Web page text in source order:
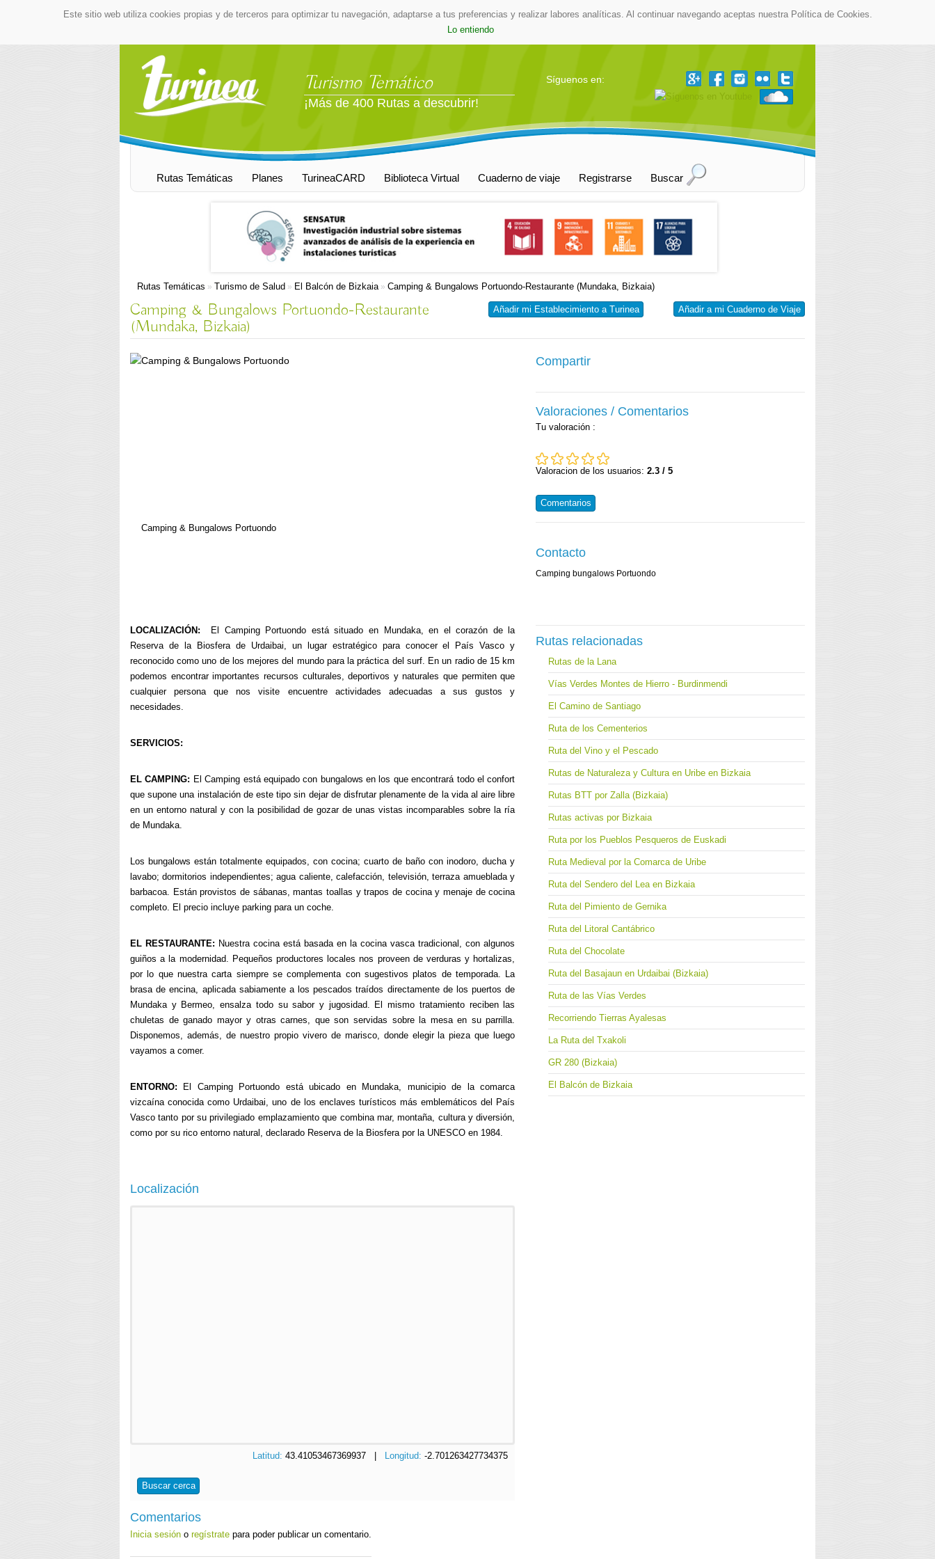
Este sitio web utiliza cookies propias y de terceros para optimizar tu navegación, adaptarse a tus preferencias y realizar labores analíticas. Al continuar navegando aceptas nuestra Política de Cookies.
Lo entiendo
Turismo Temático
¡Más de 400 Rutas a descubrir!
Síguenos en:
Rutas Temáticas Planes TurineaCARD Biblioteca Virtual Cuaderno de viaje Registrarse Buscar
Rutas Temáticas » Turismo de Salud » El Balcón de Bizkaia» Camping & Bungalows Portuondo-Restaurante (Mundaka, Bizkaia)
Añadir a mi Cuaderno de Viaje
Añadir mi Establecimiento a Turinea
Camping & Bungalows Portuondo-Restaurante
(Mundaka, Bizkaia)
Camping & Bungalows Portuondo
LOCALIZACIÓN: El Camping Portuondo está situado en Mundaka, en el corazón de la
Reserva de la Biosfera de Urdaibai, un lugar estratégico para conocer el País Vasco y
reconocido como uno de los mejores del mundo para la práctica del surf. En un radio de 15 km
podemos encontrar importantes recursos culturales, deportivos y naturales que permiten que
cualquier persona que nos visite encuentre actividades adecuadas a sus gustos y
necesidades.
SERVICIOS:
EL CAMPING: El Camping está equipado con bungalows en los que encontrará todo el confort
que supone una instalación de este tipo sin dejar de disfrutar plenamente de la vida al aire libre
en un entorno natural y con la posibilidad de gozar de unas vistas incomparables sobre la ría
de Mundaka.
Los bungalows están totalmente equipados, con cocina; cuarto de baño con inodoro, ducha y
lavabo; dormitorios independientes; agua caliente, calefacción, televisión, terraza amueblada y
barbacoa. Están provistos de sábanas, mantas toallas y trapos de cocina y menaje de cocina
completo. El precio incluye parking para un coche.
EL RESTAURANTE: Nuestra cocina está basada en la cocina vasca tradicional, con algunos
guiños a la modernidad. Pequeños productores locales nos proveen de verduras y hortalizas,
por lo que nuestra carta siempre se complementa con sugestivos platos de temporada. La
brasa de encina, aplicada sabiamente a los pescados traídos directamente de los puertos de
Mundaka y Bermeo, ensalza todo su sabor y jugosidad. El mismo tratamiento reciben las
chuletas de ganado mayor y otras carnes, que son servidas sobre la mesa en su parrilla.
Disponemos, además, de nuestro propio vivero de marisco, donde elegir la pieza que luego
vayamos a comer.
ENTORNO:
El Camping Portuondo está ubicado en Mundaka, municipio de la comarca
vizcaína conocida como Urdaibai, uno de los enclaves turísticos más emblemáticos del País
Vasco tanto por su privilegiado emplazamiento que combina mar, montaña, cultura y diversión,
como por su rico entorno natural, declarado Reserva de la Biosfera por la UNESCO en 1984.
Localización
Latitud:43.41053467369937 | Longitud:-2.701263427734375
Buscar cerca
Comentarios
Inicia sesión o regístrate para poder publicar un comentario.
Compartir
Valoraciones / Comentarios
Tu valoración :
Valoracion de los usuarios:2.3 / 5
Comentarios
Contacto
Camping bungalows Portuondo
Rutas relacionadas
Rutas de la Lana
Vías Verdes Montes de Hierro - Burdinmendi
El Camino de Santiago
Ruta de los Cementerios
Ruta del Vino y el Pescado
Rutas de Naturaleza y Cultura en Uribe en Bizkaia
Rutas BTT por Zalla (Bizkaia)
Rutas activas por Bizkaia
Ruta por los Pueblos Pesqueros de Euskadi
Ruta Medieval por la Comarca de Uribe
Ruta del Sendero del Lea en Bizkaia
Ruta del Pimiento de Gernika
Ruta del Litoral Cantábrico
Ruta del Chocolate
Ruta del Basajaun en Urdaibai (Bizkaia)
Ruta de las Vías Verdes
Recorriendo Tierras Ayalesas
La Ruta del Txakoli
GR 280 (Bizkaia)
El Balcón de Bizkaia